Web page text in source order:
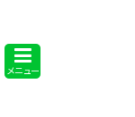
メニュー